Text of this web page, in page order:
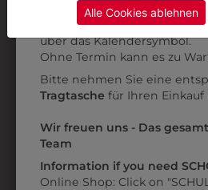
35045156
DAMENPULLOVER
DUNKELGRAU
€ 59,90
ZULETZT
Datenschutzerklärungbzw. im
Alle Cookies ablehnen
AnprobeVorort im Geschäft:
über das Kalendersymbol.
Ohne Termin kann es zu
Bitte nehmen Sie eine
Tragtasche für Ihren Einkauf
Wir freuen uns - Das
Team
Information if you need
Online Shop: Click on